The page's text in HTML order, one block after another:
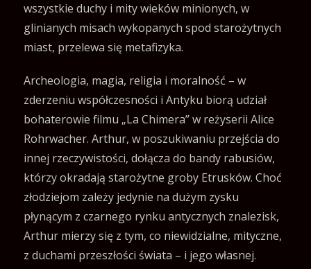
wszystkie duchy i mity wieków minionych, w
glinianych misach wykopanych spod starożytnych
miast, przelewa się metafizyka.
Archeologia, magia, religia i moralność – w
zderzeniu współczesności i Antyku biorą udział
bohaterowie filmu „La Chimera” w reżyserii Alice
Rohrwacher. Arthur, w poszukiwaniu przejścia do
innej rzeczywistości, dołącza do bandy rabusiów,
którzy okradają starożytne groby Etrusków. Choć
złodziejom zależy jedynie na dużym zysku
płynącym z czarnego rynku antycznych znalezisk,
Arthur mierzy się z tym, co niewidzialne, mityczne,
z duchami przeszłości świata – i jego własnej.